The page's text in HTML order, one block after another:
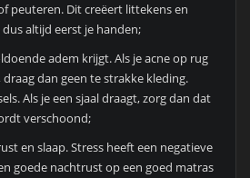
peuteren. Dit creëert littekens en
altijd eerst je handen;
adem krijgt. Als je acne op rug
dan geen te strakke kleding.
Als je een sjaal draagt, zorg dan dat
verschoond;
en slaap. Stress heeft een negatieve
goede nachtrust op een goed matras